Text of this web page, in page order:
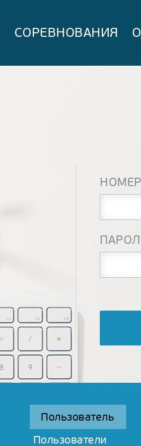
СОРЕВНОВАНИЯ
Пользователь
Пользователи